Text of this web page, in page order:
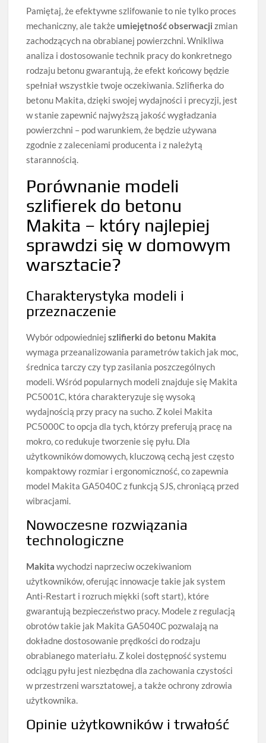
Pamiętaj, że efektywne szlifowanie to nie tylko proces
mechaniczny, ale takżeumiejętność obserwacji zmian
zachodzących na obrabianej powierzchni. Wnikliwa
analiza i dostosowanie technik pracy do konkretnego
rodzaju betonu gwarantują, że efekt końcowy będzie
spełniał wszystkie twoje oczekiwania. Szlifierka do
betonu Makita, dzięki swojej wydajności i precyzji, jest
w stanie zapewnić najwyższą jakość wygładzania
powierzchni – pod warunkiem, że będzie używana
zgodnie z zaleceniami producenta i z należytą
starannością.
Porównanie modeli
szlifierek do betonu
Makita – który najlepiej
sprawdzi się w domowym
warsztacie?
Charakterystyka modeli i
przeznaczenie
Wybór odpowiedniejszlifierki do betonu Makita
wymaga przeanalizowania parametrów takich jak moc,
średnica tarczy czy typ zasilania poszczególnych
modeli. Wśród popularnych modeli znajduje się Makita
PC5001C, która charakteryzuje się wysoką
wydajnością przy pracy na sucho. Z kolei Makita
PC5000C to opcja dla tych, którzy preferują pracę na
mokro, co redukuje tworzenie się pyłu. Dla
użytkowników domowych, kluczową cechą jest często
kompaktowy rozmiar i ergonomiczność, co zapewnia
model Makita GA5040C z funkcją SJS, chroniącą przed
wibracjami.
Nowoczesne rozwiązania
technologiczne
Makita wychodzi naprzeciw oczekiwaniom
użytkowników, oferując innowacje takie jak system
Anti-Restart i rozruch miękki (soft start), które
gwarantują bezpieczeństwo pracy. Modele z regulacją
obrotów takie jak Makita GA5040C pozwalają na
dokładne dostosowanie prędkości do rodzaju
obrabianego materiału. Z kolei dostępność systemu
odciągu pyłu jest niezbędna dla zachowania czystości
w przestrzeni warsztatowej, a także ochrony zdrowia
użytkownika.
Opinie użytkowników i trwałość